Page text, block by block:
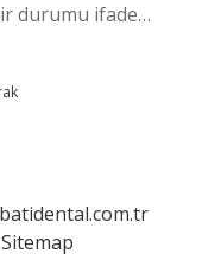
durumu ifade…
Sitemap